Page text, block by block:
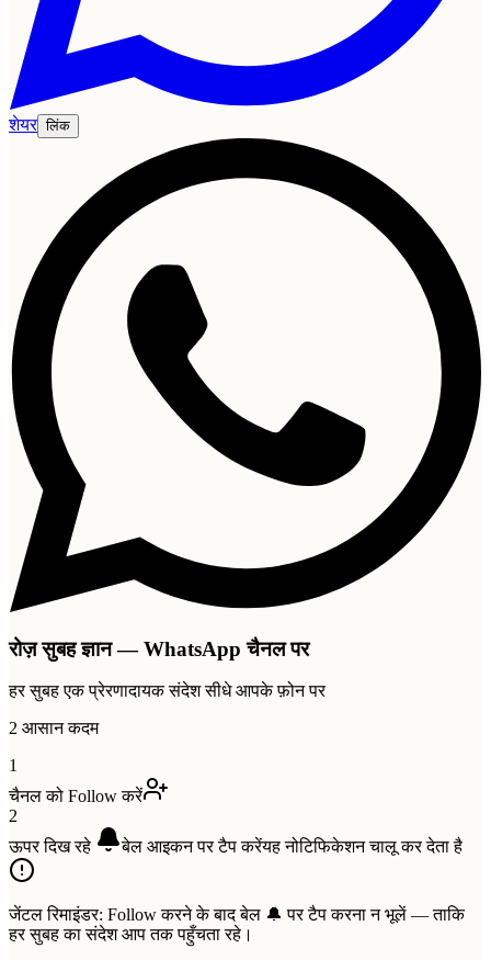
शेयर लिंक
रोज़ सुबह ज्ञान — WhatsApp चैनल पर
हर सुबह एक प्रेरणादायक संदेश सीधे आपके फ़ोन पर
2 आसान कदम
1
चैनल को Follow करें
2
ऊपर दिख रहे
बेल आइकन पर टैप करेंयह नोटिफिकेशन चालू कर देता है
जेंटल रिमाइंडर: Follow करने के बाद बेल 🔔 पर टैप करना न भूलें — ताकि
हर सुबह का संदेश आप तक पहुँचता रहे।